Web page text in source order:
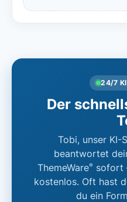
24/7
Der
Tobi, unser KI-
beantwortet
ThemeWare® sofort
kostenlos. Oft hast
du ein